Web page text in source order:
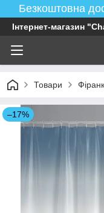
Безкоштовна
Інтернет-магазин
Товари
–17%